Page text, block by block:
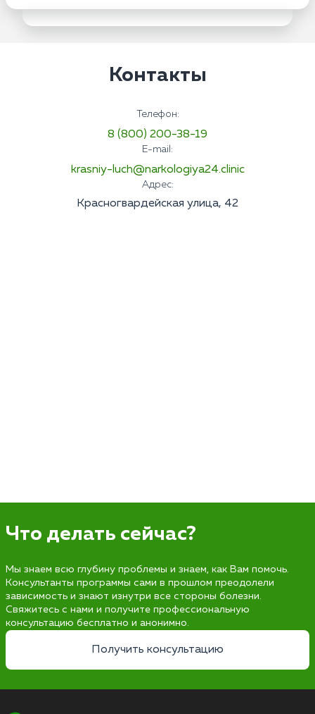
Контакты
Телефон:
8 (800) 200-38-19
E-mail:
krasniy-luch@narkologiya24.clinic
Адрес:
Красногвардейская улица, 42
Что делать сейчас?
Мы знаем всю глубину проблемы и знаем, как Вам помочь.
Консультанты программы сами в прошлом преодолели
зависимость и знают изнутри все стороны болезни.
Свяжитесь с нами и получите профессиональную
консультацию бесплатно и анонимно.
Получить консультацию